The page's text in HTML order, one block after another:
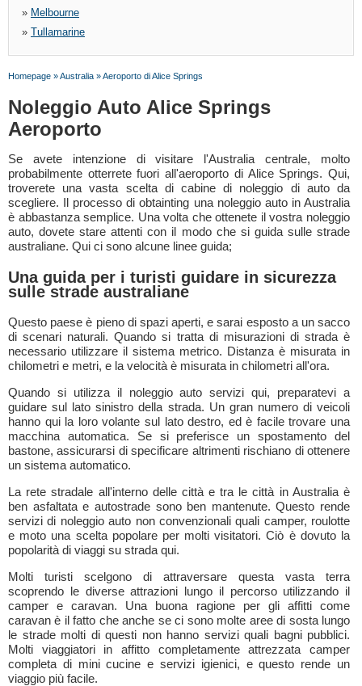
» Melbourne
» Tullamarine
Homepage »Australia »Aeroporto di Alice Springs
Noleggio Auto Alice Springs
Aeroporto
Se avete intenzione di visitare l'Australia centrale, molto
probabilmente otterrete fuori all'aeroporto di Alice Springs. Qui,
troverete una vasta scelta di cabine di noleggio di auto da
scegliere. Il processo di obtainting una noleggio auto in Australia
è abbastanza semplice. Una volta che ottenete il vostra noleggio
auto, dovete stare attenti con il modo che si guida sulle strade
australiane. Qui ci sono alcune linee guida;
Una guida per i turisti guidare in sicurezza
sulle strade australiane
Questo paese è pieno di spazi aperti, e sarai esposto a un sacco
di scenari naturali. Quando si tratta di misurazioni di strada è
necessario utilizzare il sistema metrico. Distanza è misurata in
chilometri e metri, e la velocità è misurata in chilometri all'ora.
Quando si utilizza il noleggio auto servizi qui, preparatevi a
guidare sul lato sinistro della strada. Un gran numero di veicoli
hanno qui la loro volante sul lato destro, ed è facile trovare una
macchina automatica. Se si preferisce un spostamento del
bastone, assicurarsi di specificare altrimenti rischiano di ottenere
un sistema automatico.
La rete stradale all'interno delle città e tra le città in Australia è
ben asfaltata e autostrade sono ben mantenute. Questo rende
servizi di noleggio auto non convenzionali quali camper, roulotte
e moto una scelta popolare per molti visitatori. Ciò è dovuto la
popolarità di viaggi su strada qui.
Molti turisti scelgono di attraversare questa vasta terra
scoprendo le diverse attrazioni lungo il percorso utilizzando il
camper e caravan. Una buona ragione per gli affitti come
caravan è il fatto che anche se ci sono molte aree di sosta lungo
le strade molti di questi non hanno servizi quali bagni pubblici.
Molti viaggiatori in affitto completamente attrezzata camper
completa di mini cucine e servizi igienici, e questo rende un
viaggio più facile.